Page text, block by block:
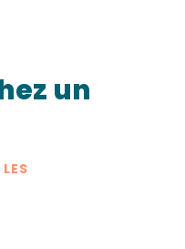
un